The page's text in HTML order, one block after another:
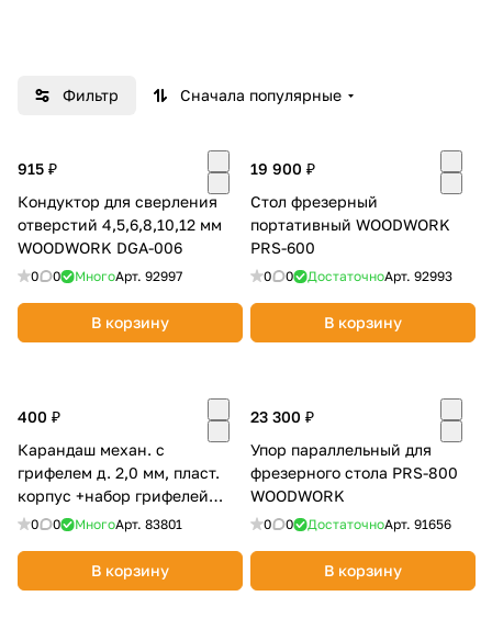
Фильтр Сначала популярные
915 ₽
Кондуктор для сверления
отверстий 4,5,6,8,10,12 мм
WOODWORK DGA-006
0 0 МногоАрт. 92997
В корзину
19 900 ₽
Стол фрезерный
портативный WOODWORK
PRS-600
0 0 ДостаточноАрт. 92993
В корзину
400 ₽
Карандаш механ. с
грифелем д. 2,0 мм, пласт.
корпус +набор грифелей
CPL-001
0 0 МногоАрт. 83801
В корзину
23 300 ₽
Упор параллельный для
фрезерного стола PRS-800
WOODWORK
0 0 ДостаточноАрт. 91656
В корзину
% картой любого банка
Получайте товар
выбранный способом
Оставшиеся
Подробнее
об оплате Плайтом